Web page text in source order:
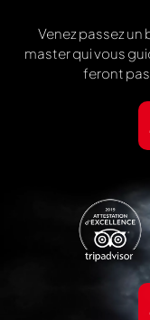
Venez passez
master qui vous
feront